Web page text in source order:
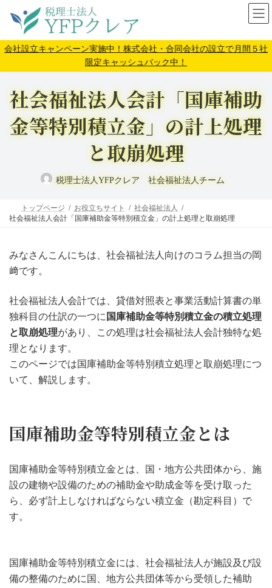
ン
ツ
ー
シ
会社設立キャンペーン実施中！株式会社・合同会社の設立で月間５社
限定キャッシュバック中！
社会福祉法人会計「国庫補助
金等特別積立金」の計上処理
と取崩処理
税理士法人YFPクレア 社会福祉法人チーム
トップページ お役立ちサイト
社会福祉法人
社会福祉法人会計「国庫補助金等特別積立金」の計上処理と取崩処理
みなさんこんにちは、社会福祉法人向けのコラム担当の岡
﨑です。
社会福祉法人会計では、貸借対照表と事業活動計算書の単
独科目の仕訳の一つに 国庫補助金等特別積立金の積立処理
と取崩処理があり、この処理は社会福祉法人会計独特な処
理となります。
このページでは国庫補助金等特別積立処理と取崩処理につ
いて、解説します。
国庫補助金等特別積立金とは
国庫補助金等特別積立金とは、国・地方公共団体から、施
設の建物や設備のための補助金や助成金等を受け取った
ら、必ず計上しなければならない積立金（勘定科目）で
す。
国庫補助金等特別積立金には、社会福祉法人が施設及び設
備の整備のために国、地方公共団体等から受領した補助